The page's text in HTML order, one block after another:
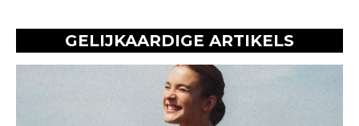
GELIJKAARDIGE ARTIKELS